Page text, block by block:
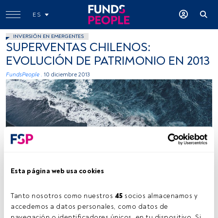
Esta página web usa cookies
Tanto nosotros como nuestros 45 socios almacenamos y
accedemos a datos personales, como datos de
ES
INVERSIÓN EN EMERGENTES
SUPERVENTAS CHILENOS:
EVOLUCIÓN DE PATRIMONIO EN 2013
FundsPeople . 10 diciembre 2013